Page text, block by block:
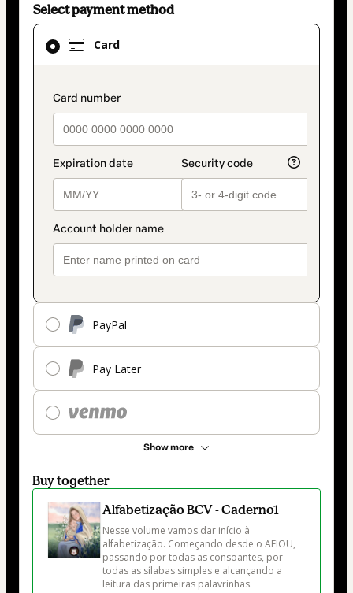
Select payment method
Card
payment_data.section_title_v2
PayPal
Pay Later
Show more
Card
selected
method
Buy together
Alfabetização BCV - Caderno1
Nesse volume vamos dar início à
alfabetização. Começando desde o AEIOU,
passando por todas as consoantes, por
todas as sílabas simples e alcançando a
leitura das primeiras palavrinhas.